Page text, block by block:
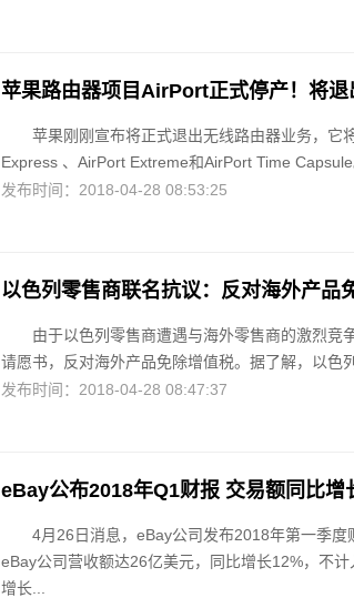
苹果路由器项目AirPort正式停产！将退
苹果刚刚宣布将正式退出无线路由器业务，它
Express 、AirPort Extreme和AirPort Time
发布时间：2018-04-28 08:53:25
以色列零售商联名抗议：反对海外产品
由于以色列零售商遭遇与海外零售商的激烈竞
请愿书，反对海外产品免除增值税。据了解，以色
发布时间：2018-04-28 08:47:37
eBay公布2018年Q1财报 交易额同比增
4月26日消息，eBay公司发布2018年第一季
eBay公司营收额达26亿美元，同比增长12%，不
增长...